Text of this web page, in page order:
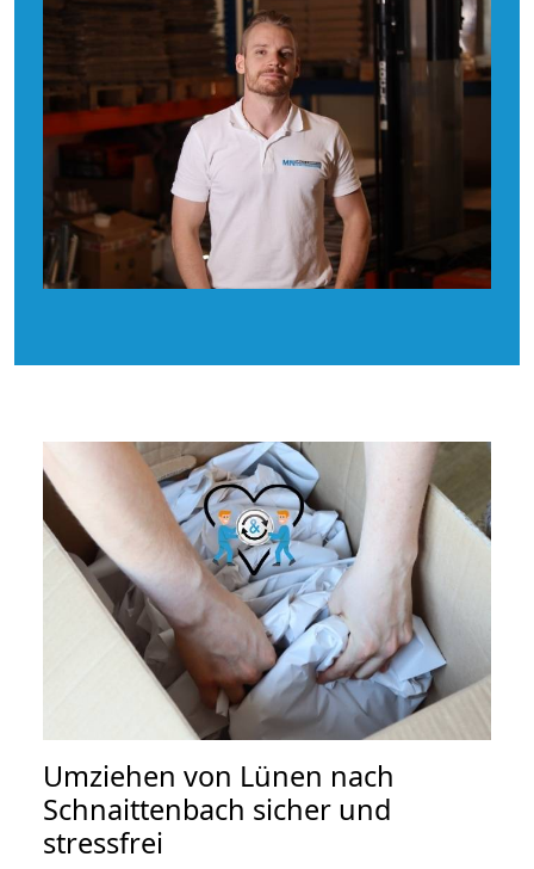
Umziehen von Lünen nach
Schnaittenbach sicher und
stressfrei